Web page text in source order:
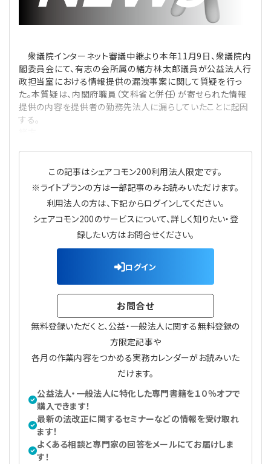
評議員
定款関連
法改正-法人運営
寄附
インボイス
電子帳簿保存法
給与計算
利益相反取引
法改正-法務
経営
IT
論壇
カレンダー
【連載】オピニオンリーダーのnote
【連載】会計相談室
【連載】公益法人運営実務の処方箋
【連載】公益法人会計検定試験一問一答
【連載】公益法人のための「新公益信託」活用戦略
【連載】これからの時代の資産運用
【連載】採用・定着・育成のための人事戦略
【連載】シェアコモン200インタビュー
【連載】シェアコモン200 誌上相談室
【連載】実務と税務のポイント
【連載】事務局だよりPLUS
【連載】テーマで紐解く逆引きガイドライン
【連載】悩みと向き合う経営学
【連載】非営利法人AtoZei
【連載】AI活用のすすめ
【連載】IT実務一問一答
公益・一般法人オンラインとは
衆議院インターネット審議中継より本年11月9日、衆議院内
閣委員会にて、有志の会所属の緒方林太郎議員が公益法人行
政担当室における情報提供の漏洩事案に関して質疑を行っ
た。本質疑は、内閣府職員（文科省と併任）が寄せられた情報
提供の内容を提供者の勤務先法人に漏らしていたことに起因
する。
この記事はシェアコモン200利用法人限定です。
※ライトプランの方は一部記事のみお読みいただけます。
利用法人の方は、下記からログインしてください。
シェアコモン200のサービスについて、詳しく知りたい・登
録したい方はお問合せください。
ログイン
お問合せ
無料登録いただくと、公益・一般法人に関する無料登録の
方限定記事や
各月の作業内容をつかめる実務カレンダーがお読みいた
だけます。
公益法人・一般法人に特化した専門書籍を１０％オフで
購入できます！
最新の法改正に関するセミナーなどの情報を受け取れ
ます！
よくある相談と専門家の回答をメールにてお届けしま
す！